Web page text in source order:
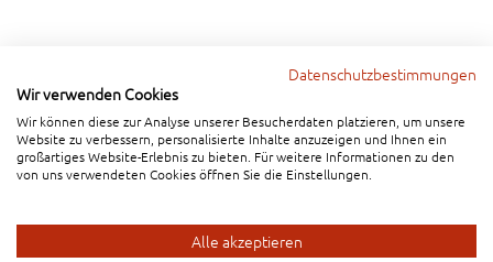
Erscheckweg 14 • 72664 Kohlberg
Kontakt Impressum Datenschutzhinweis
Datenschutzbestimmungen
Wir verwenden Cookies
Wir können diese zur Analyse unserer Besucherdaten platzieren, um unsere
Website zu verbessern, personalisierte Inhalte anzuzeigen und Ihnen ein
großartiges Website-Erlebnis zu bieten. Für weitere Informationen zu den
von uns verwendeten Cookies öffnen Sie die Einstellungen.
Alle akzeptieren